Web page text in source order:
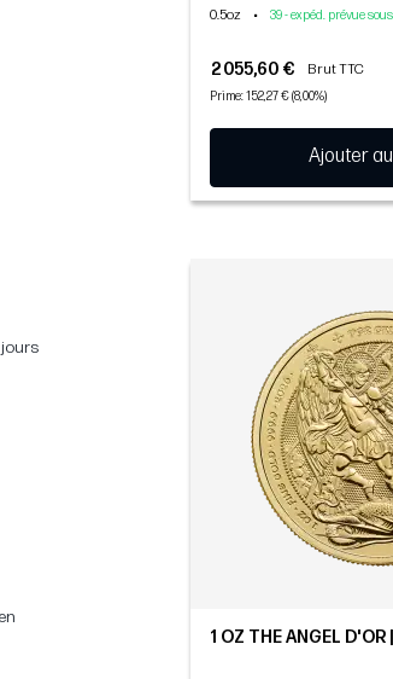
jours
0.5oz • 39 - expéd. prévue sous
2 055,60 € Brut TTC
Prime: 152,27 € (8,00%)
Ajouter
1 OZ THE ANGEL D'OR